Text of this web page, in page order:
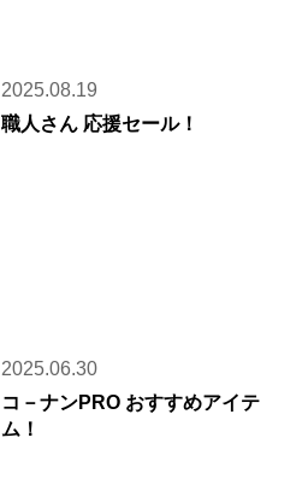
2025.08.19
職人さん 応援セール！
2025.06.30
コ－ナンPRO おすすめアイテ
ム！